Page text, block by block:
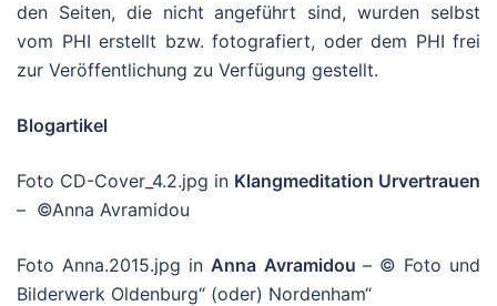
den Seiten, die nicht angeführt sind, wurden selbst
vom PHI erstellt bzw. fotografiert, oder dem PHI frei
zur Veröffentlichung zu Verfügung gestellt.
Blogartikel
Foto CD-Cover_4.2.jpg in Klangmeditation Urvertrauen
– ©Anna Avramidou
Foto Anna.2015.jpg inAnna Avramidou – © Foto und
Bilderwerk Oldenburg“ (oder) Nordenham“